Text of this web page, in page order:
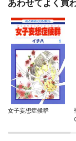
あわせてよく買
女子妄想症候群